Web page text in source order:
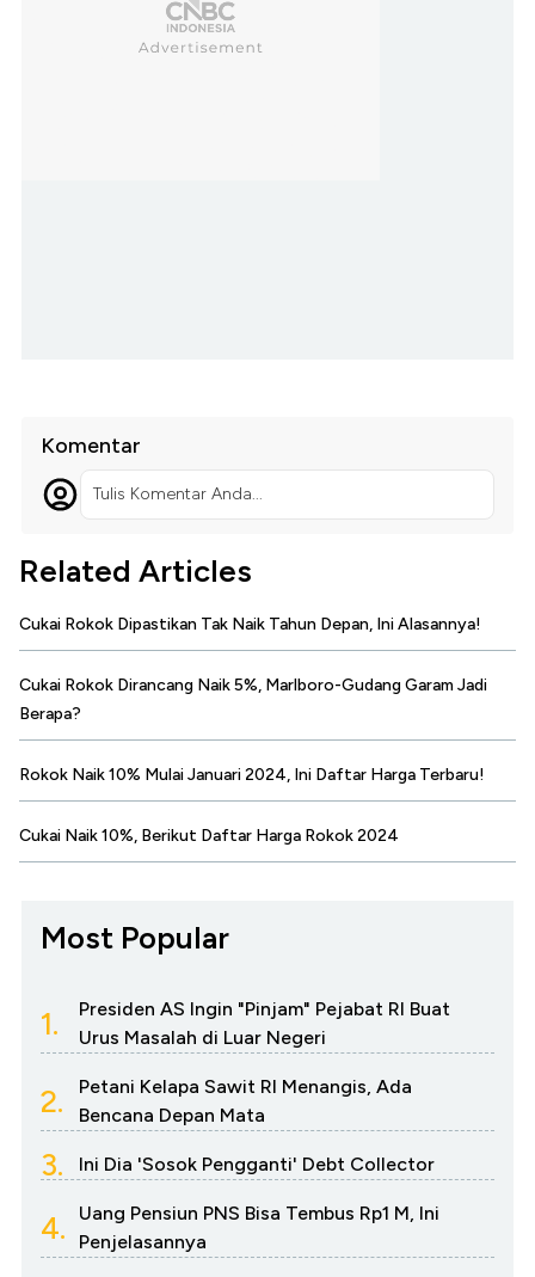
Komentar
Tulis Komentar Anda...
Related Articles
Cukai Rokok Dipastikan Tak Naik Tahun Depan, Ini Alasannya!
Cukai Rokok Dirancang Naik 5%, Marlboro-Gudang Garam Jadi
Berapa?
Rokok Naik 10% Mulai Januari 2024, Ini Daftar Harga Terbaru!
Cukai Naik 10%, Berikut Daftar Harga Rokok 2024
Most Popular
1.
Presiden AS Ingin "Pinjam" Pejabat RI Buat
Urus Masalah di Luar Negeri
2.
Petani Kelapa Sawit RI Menangis, Ada
Bencana Depan Mata
3. Ini Dia 'Sosok Pengganti' Debt Collector
4.
Uang Pensiun PNS Bisa Tembus Rp1 M, Ini
Penjelasannya